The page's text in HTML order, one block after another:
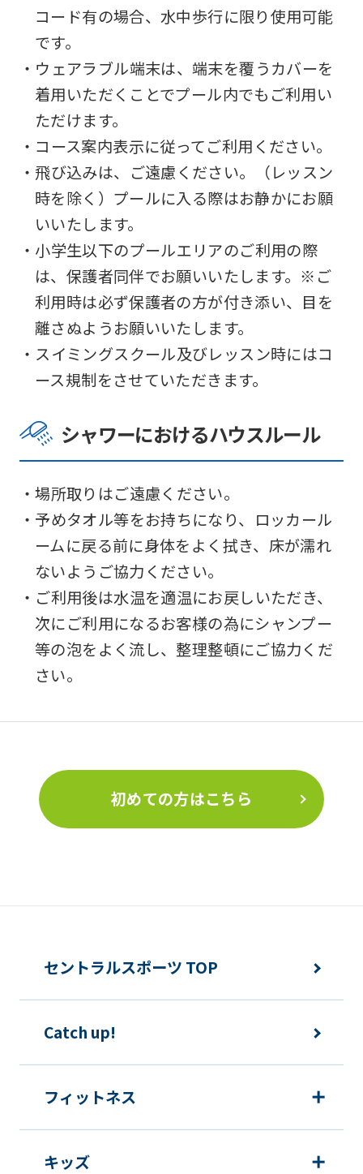
コード有の場合、水中歩行に限り使用可能
です。
・ウェアラブル端末は、端末を覆うカバーを
着用いただくことでプール内でもご利用い
ただけます。
・コース案内表示に従ってご利用ください。
・飛び込みは、ご遠慮ください。（レッスン
時を除く）プールに入る際はお静かにお願
いいたします。
・小学生以下のプールエリアのご利用の際
は、保護者同伴でお願いいたします。※ご
利用時は必ず保護者の方が付き添い、目を
離さぬようお願いいたします。
・スイミングスクール及びレッスン時にはコ
ース規制をさせていただきます。
シャワーにおけるハウスルール
・場所取りはご遠慮ください。
・予めタオル等をお持ちになり、ロッカール
ームに戻る前に身体をよく拭き、床が濡れ
ないようご協力ください。
・ご利用後は水温を適温にお戻しいただき、
次にご利用になるお客様の為にシャンプー
等の泡をよく流し、整理整頓にご協力くだ
さい。
初めての方はこちら
セントラルスポーツ TOP
Catch up!
フィットネス
キッズ